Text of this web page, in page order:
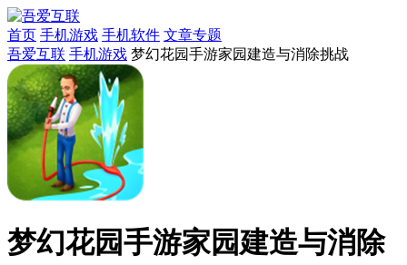
首页 手机游戏 手机软件 文章专题
吾爱互联 手机游戏 梦幻花园手游家园建造与消除挑战
梦幻花园手游家园建造与消除